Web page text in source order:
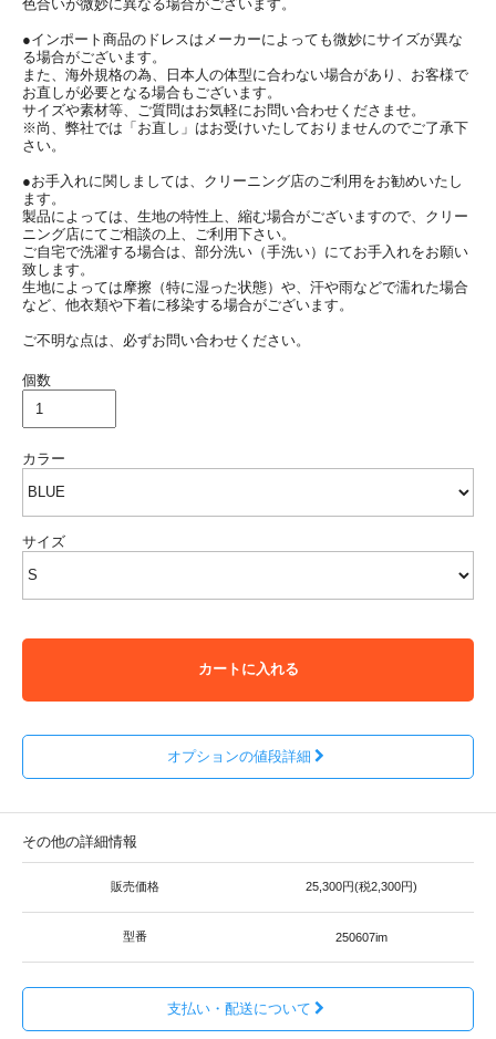
色合いが微妙に異なる場合がございます。
●インポート商品のドレスはメーカーによっても微妙にサイズが異な
る場合がございます。
また、海外規格の為、日本人の体型に合わない場合があり、お客様で
お直しが必要となる場合もございます。
サイズや素材等、ご質問はお気軽にお問い合わせくださませ。
※尚、弊社では「お直し」はお受けいたしておりませんのでご了承下
さい。
●お手入れに関しましては、クリーニング店のご利用をお勧めいたし
ます。
製品によっては、生地の特性上、縮む場合がございますので、クリー
ニング店にてご相談の上、ご利用下さい。
ご自宅で洗濯する場合は、部分洗い（手洗い）にてお手入れをお願い
致します。
生地によっては摩擦（特に湿った状態）や、汗や雨などで濡れた場合
など、他衣類や下着に移染する場合がございます。
ご不明な点は、必ずお問い合わせください。
個数
カラー
サイズ
カートに入れる
オプションの値段詳細
その他の詳細情報
販売価格 25,300円(税2,300円)
型番 250607im
支払い・配送について